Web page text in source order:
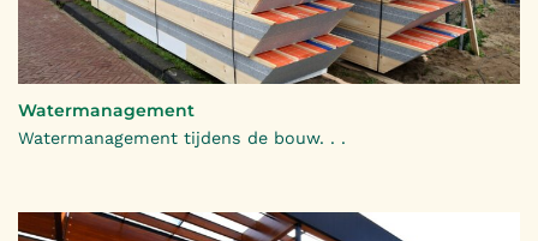
Watermanagement
Watermanagement tijdens de bouw. . .